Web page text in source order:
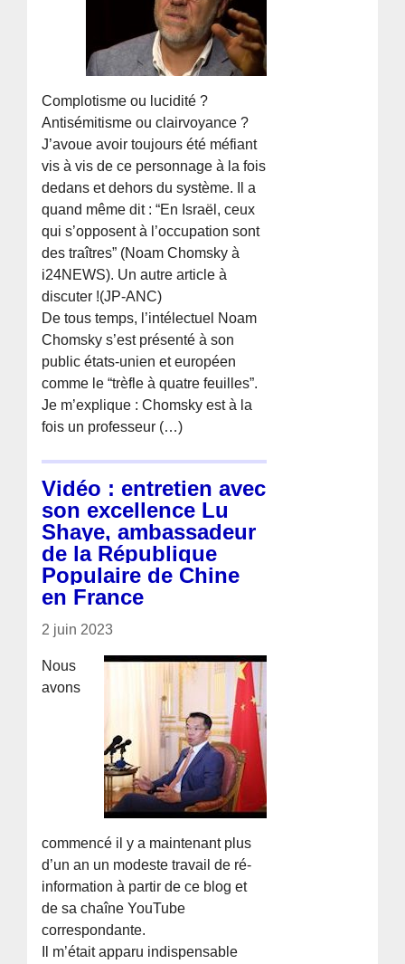
Complotisme ou lucidité ?
Antisémitisme ou clairvoyance ?
J’avoue avoir toujours été méfiant
vis à vis de ce personnage à la fois
dedans et dehors du système. Il a
quand même dit : “En Israël, ceux
qui s’opposent à l’occupation sont
des traîtres” (Noam Chomsky à
i24NEWS). Un autre article à
discuter !(JP-ANC)
De tous temps, l’intélectuel Noam
Chomsky s’est présenté à son
public états-unien et européen
comme le “trèfle à quatre feuilles”.
Je m’explique : Chomsky est à la
fois un professeur (…)
Vidéo : entretien avec
son excellence Lu
Shaye, ambassadeur
de la République
Populaire de Chine
en France
2 juin 2023
Nous
avons
commencé il y a maintenant plus
d’un an un modeste travail de ré-
information à partir de ce blog et
de sa chaîne YouTube
correspondante.
Il m’était apparu indispensable